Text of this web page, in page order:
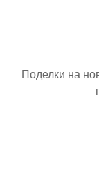
Поделки на